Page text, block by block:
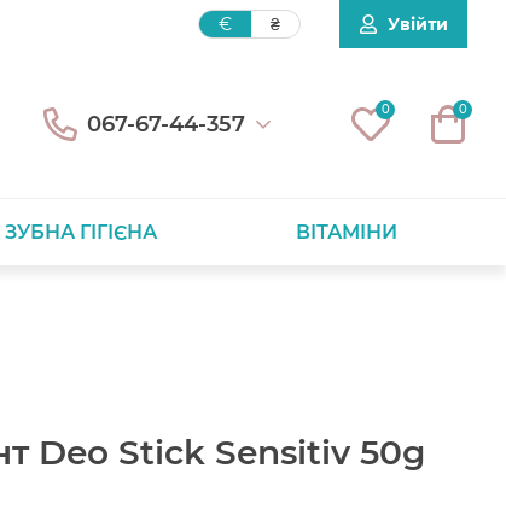
€ ₴ Увійти
067-67-44-357
0 0
ЗУБНА ГІГІЄНА ВІТАМІНИ
Deo Stick Sensitiv 50g